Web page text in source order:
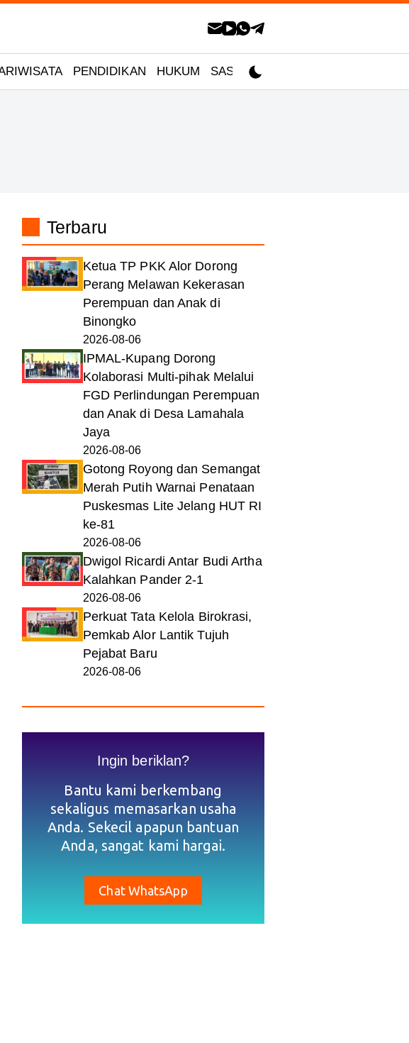
PENDIDIKAN HUKUM SASTRA
Terbaru
Ketua TP PKK Alor Dorong
Perang Melawan Kekerasan
Perempuan dan Anak di
Binongko
2026-08-06
IPMAL-Kupang Dorong
Kolaborasi Multi-pihak Melalui
FGD Perlindungan Perempuan
dan Anak di Desa Lamahala
Jaya
2026-08-06
Gotong Royong dan Semangat
Merah Putih Warnai Penataan
Puskesmas Lite Jelang HUT RI
ke-81
2026-08-06
Dwigol Ricardi Antar Budi Artha
Kalahkan Pander 2-1
2026-08-06
Perkuat Tata Kelola Birokrasi,
Pemkab Alor Lantik Tujuh
Pejabat Baru
2026-08-06
Ingin beriklan?
Bantu kami berkembang
sekaligus memasarkan usaha
Anda. Sekecil apapun bantuan
Anda, sangat kami hargai.
Chat WhatsApp